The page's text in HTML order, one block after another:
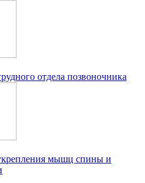
отдела позвоночника
мышц спины и